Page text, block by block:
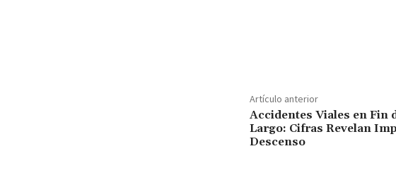
Artículo anterior
Accidentes Viales en Fin
Largo: Cifras Revelan
Descenso